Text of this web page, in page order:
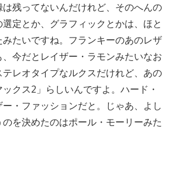
残ってないんだけれど、そのへんの
定とか、グラフィックとかは、ほと
たいですね。フランキーのあのレザ
今だとレイザー・ラモンみたいなお
レオタイプなルクスだけれど、あの
クス2」らしいんですよ。ハード・
・ファッションだと。じゃあ、よし
を決めたのはポール・モーリーみた